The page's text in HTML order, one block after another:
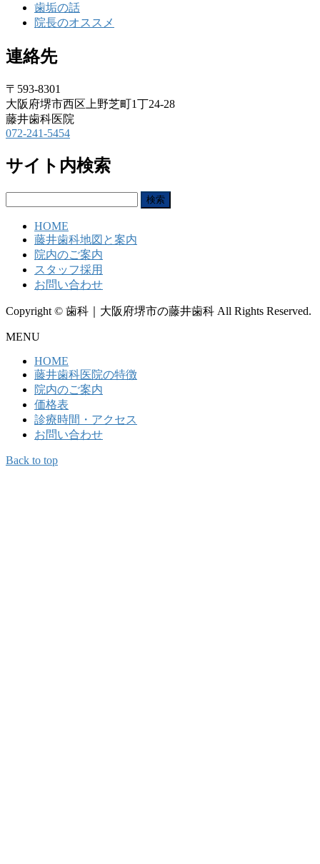
歯垢の話
院長のオススメ
連絡先
〒593-8301
大阪府堺市西区上野芝町1丁24-28
藤井歯科医院
072-241-5454
サイト内検索
HOME
藤井歯科地図と案内
院内のご案内
スタッフ採用
お問い合わせ
Copyright © 歯科｜大阪府堺市の藤井歯科 All Rights Reserved.
MENU
HOME
藤井歯科医院の特徴
院内のご案内
価格表
診療時間・アクセス
お問い合わせ
Back to top